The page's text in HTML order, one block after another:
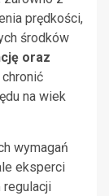
prędkości,
środków
oraz
chronić
na wiek
wymagań
eksperci
regulacji